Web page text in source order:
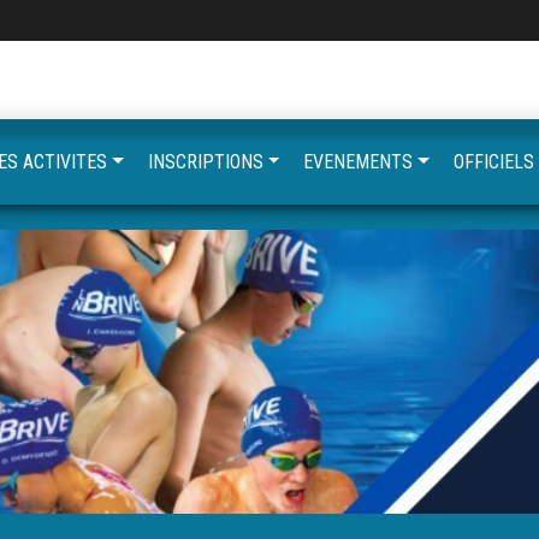
ACTIVITES INSCRIPTIONS EVENEMENTS OFFICIELS